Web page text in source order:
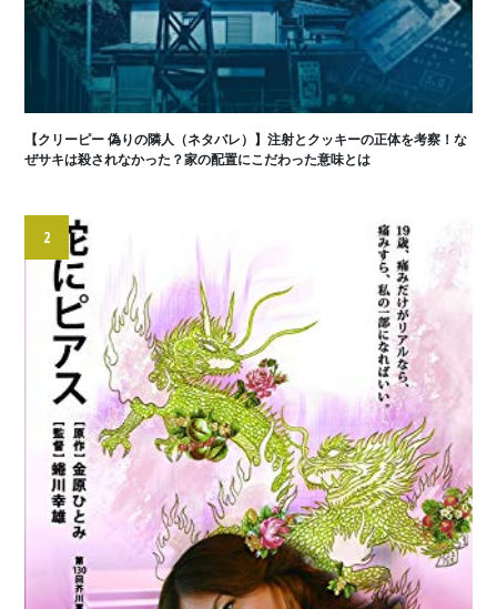
【クリーピー 偽りの隣人（ネタバレ）】注射とクッキーの正体を考察！な
ぜサキは殺されなかった？家の配置にこだわった意味とは
2